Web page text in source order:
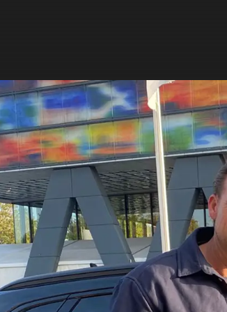
ZOEKEN
TIP DE